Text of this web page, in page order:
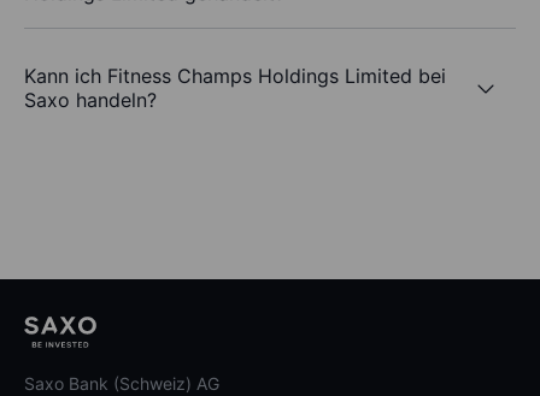
Kann ich Fitness Champs Holdings Limited bei
Saxo handeln?
Saxo Bank (Schweiz) AG